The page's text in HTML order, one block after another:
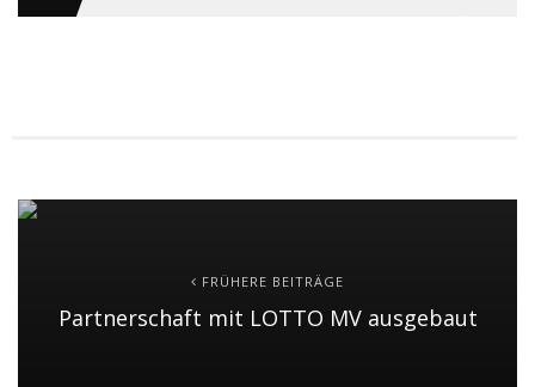
FRÜHERE BEITRÄGE
Partnerschaft mit LOTTO MV ausgebaut